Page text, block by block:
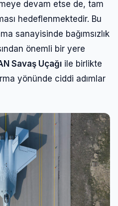
devam etse de, tam
hedeflenmektedir. Bu
sanayisinde bağımsızlık
önemli bir yere
Savaş Uçağı ile birlikte
yönünde ciddi adımlar